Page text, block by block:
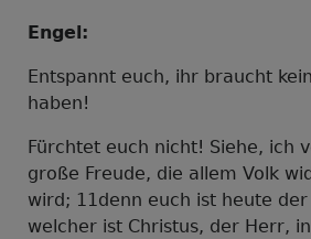
Engel:
Entspannt euch, ihr braucht
haben!
Fürchtet euch nicht! Siehe, ich
große Freude, die allem Volk
wird; 11denn euch ist heute
welcher ist Christus, der Herr,